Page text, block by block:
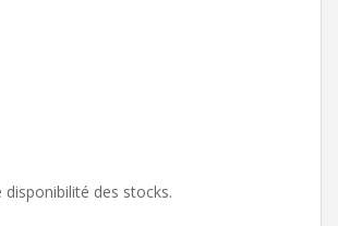
disponibilité des stocks.